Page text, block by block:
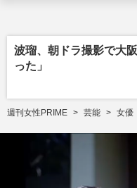
波瑠、朝ドラ撮影で大
った」
週刊女性PRIME 芸能 女優